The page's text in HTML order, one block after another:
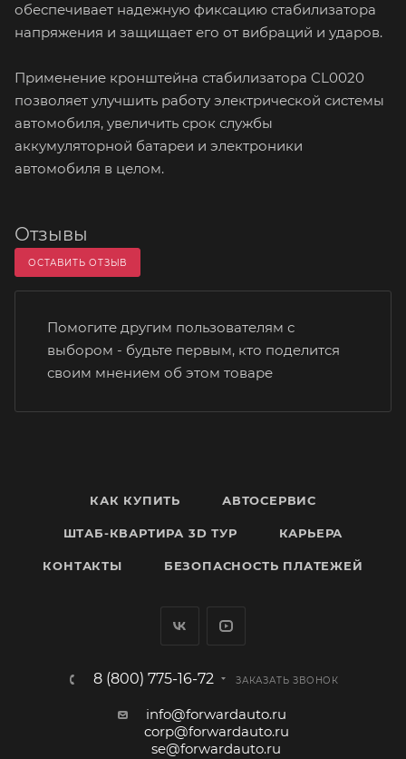
обеспечивает надежную фиксацию стабилизатора
напряжения и защищает его от вибраций и ударов.
Применение кронштейна стабилизатора CL0020
позволяет улучшить работу электрической системы
автомобиля, увеличить срок службы
аккумуляторной батареи и электроники
автомобиля в целом.
Отзывы
ОСТАВИТЬ ОТЗЫВ
Помогите другим пользователям с
выбором - будьте первым, кто поделится
своим мнением об этом товаре
КАК КУПИТЬ АВТОСЕРВИС
ШТАБ-КВАРТИРА 3D ТУР КАРЬЕРА
КОНТАКТЫ БЕЗОПАСНОСТЬ ПЛАТЕЖЕЙ
8 (800) 775-16-72 ЗАКАЗАТЬ ЗВОНОК
info@forwardauto.ru
corp@forwardauto.ru
se@forwardauto.ru